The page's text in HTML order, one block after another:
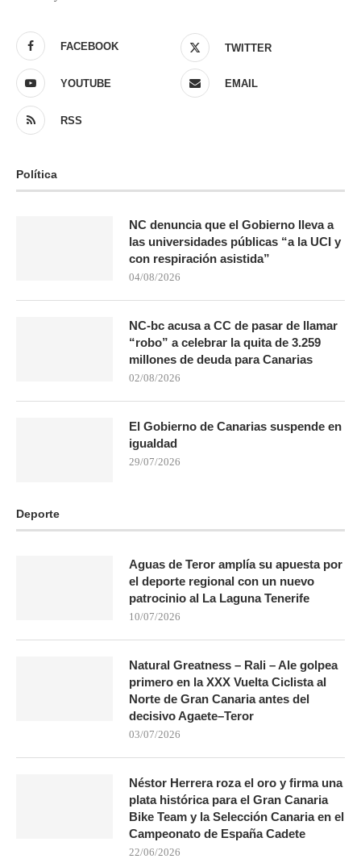
FACEBOOK TWITTER
YOUTUBE EMAIL
RSS
Política
NC denuncia que el Gobierno lleva a
las universidades públicas “a la UCI y
con respiración asistida”
04/08/2026
NC-bc acusa a CC de pasar de llamar
“robo” a celebrar la quita de 3.259
millones de deuda para Canarias
02/08/2026
El Gobierno de Canarias suspende en
igualdad
29/07/2026
Deporte
Aguas de Teror amplía su apuesta por
el deporte regional con un nuevo
patrocinio al La Laguna Tenerife
10/07/2026
Natural Greatness – Rali – Ale golpea
primero en la XXX Vuelta Ciclista al
Norte de Gran Canaria antes del
decisivo Agaete–Teror
03/07/2026
Néstor Herrera roza el oro y firma una
plata histórica para el Gran Canaria
Bike Team y la Selección Canaria en el
Campeonato de España Cadete
22/06/2026